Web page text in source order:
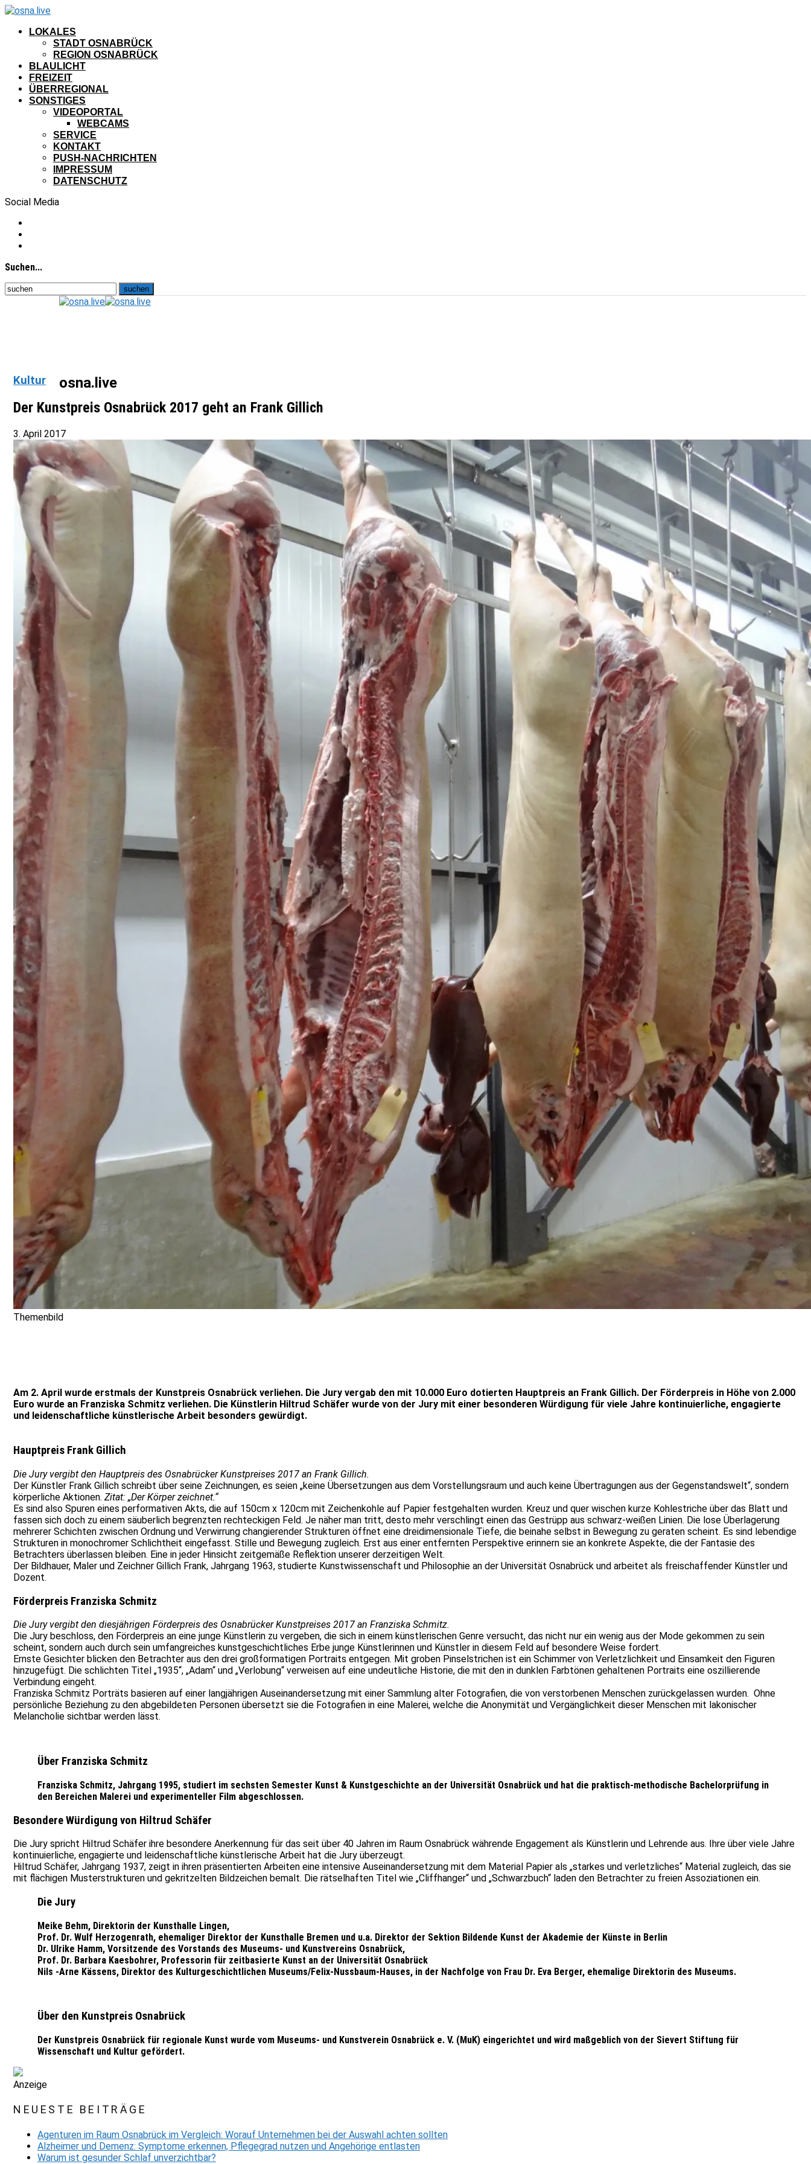
LOKALES
STADT OSNABRÜCK
REGION OSNABRÜCK
BLAULICHT
FREIZEIT
ÜBERREGIONAL
SONSTIGES
VIDEOPORTAL
WEBCAMS
SERVICE
KONTAKT
PUSH-NACHRICHTEN
IMPRESSUM
DATENSCHUTZ
Social Media
Suchen...
osna.live
Kultur
Der Kunstpreis Osnabrück 2017 geht an Frank Gillich
3. April 2017
Themenbild
Am 2. April wurde erstmals der Kunstpreis Osnabrück verliehen. Die Jury vergab den mit 10.000 Euro dotierten Hauptpreis an Frank Gillich. Der Förderpreis in Höhe von 2.000
Euro wurde an Franziska Schmitz verliehen. Die Künstlerin Hiltrud Schäfer wurde von der Jury mit einer besonderen Würdigung für viele Jahre kontinuierliche, engagierte
und leidenschaftliche künstlerische Arbeit besonders gewürdigt.
Hauptpreis Frank Gillich
Die Jury vergibt den Hauptpreis des Osnabrücker Kunstpreises 2017 an Frank Gillich.
Der Künstler Frank Gillich schreibt über seine Zeichnungen, es seien „keine Übersetzungen aus dem Vorstellungsraum und auch keine Übertragungen aus der Gegenstandswelt“, sondern
körperliche Aktionen. Zitat: „Der Körper zeichnet.“
Es sind also Spuren eines performativen Akts, die auf 150cm x 120cm mit Zeichenkohle auf Papier festgehalten wurden. Kreuz und quer wischen kurze Kohlestriche über das Blatt und
fassen sich doch zu einem säuberlich begrenzten rechteckigen Feld. Je näher man tritt, desto mehr verschlingt einen das Gestrüpp aus schwarz-weißen Linien. Die lose Überlagerung
mehrerer Schichten zwischen Ordnung und Verwirrung changierender Strukturen öffnet eine dreidimensionale Tiefe, die beinahe selbst in Bewegung zu geraten scheint. Es sind lebendige
Strukturen in monochromer Schlichtheit eingefasst. Stille und Bewegung zugleich. Erst aus einer entfernten Perspektive erinnern sie an konkrete Aspekte, die der Fantasie des
Betrachters überlassen bleiben. Eine in jeder Hinsicht zeitgemäße Reflektion unserer derzeitigen Welt.
Der Bildhauer, Maler und Zeichner Gillich Frank, Jahrgang 1963, studierte Kunstwissenschaft und Philosophie an der Universität Osnabrück und arbeitet als freischaffender Künstler und
Dozent.
Förderpreis Franziska Schmitz
Die Jury vergibt den diesjährigen Förderpreis des Osnabrücker Kunstpreises 2017 an Franziska Schmitz.
Die Jury beschloss, den Förderpreis an eine junge Künstlerin zu vergeben, die sich in einem künstlerischen Genre versucht, das nicht nur ein wenig aus der Mode gekommen zu sein
scheint, sondern auch durch sein umfangreiches kunstgeschichtliches Erbe junge Künstlerinnen und Künstler in diesem Feld auf besondere Weise fordert.
Ernste Gesichter blicken den Betrachter aus den drei großformatigen Portraits entgegen. Mit groben Pinselstrichen ist ein Schimmer von Verletzlichkeit und Einsamkeit den Figuren
hinzugefügt. Die schlichten Titel „1935“, „Adam“ und „Verlobung“ verweisen auf eine undeutliche Historie, die mit den in dunklen Farbtönen gehaltenen Portraits eine oszillierende
Verbindung eingeht.
Franziska Schmitz Porträts basieren auf einer langjährigen Auseinandersetzung mit einer Sammlung alter Fotografien, die von verstorbenen Menschen zurückgelassen wurden. Ohne
persönliche Beziehung zu den abgebildeten Personen übersetzt sie die Fotografien in eine Malerei, welche die Anonymität und Vergänglichkeit dieser Menschen mit lakonischer
Melancholie sichtbar werden lässt.
Über Franziska Schmitz
Franziska Schmitz, Jahrgang 1995, studiert im sechsten Semester Kunst & Kunstgeschichte an der Universität Osnabrück und hat die praktisch-methodische Bachelorprüfung in
den Bereichen Malerei und experimenteller Film abgeschlossen.
Besondere Würdigung von Hiltrud Schäfer
Die Jury spricht Hiltrud Schäfer ihre besondere Anerkennung für das seit über 40 Jahren im Raum Osnabrück währende Engagement als Künstlerin und Lehrende aus. Ihre über viele Jahre
kontinuierliche, engagierte und leidenschaftliche künstlerische Arbeit hat die Jury überzeugt.
Hiltrud Schäfer, Jahrgang 1937, zeigt in ihren präsentierten Arbeiten eine intensive Auseinandersetzung mit dem Material Papier als „starkes und verletzliches“ Material zugleich, das sie
mit flächigen Musterstrukturen und gekritzelten Bildzeichen bemalt. Die rätselhaften Titel wie „Cliffhanger“ und „Schwarzbuch“ laden den Betrachter zu freien Assoziationen ein.
Die Jury
Meike Behm, Direktorin der Kunsthalle Lingen,
Prof. Dr. Wulf Herzogenrath, ehemaliger Direktor der Kunsthalle Bremen und u.a. Direktor der Sektion Bildende Kunst der Akademie der Künste in Berlin
Dr. Ulrike Hamm, Vorsitzende des Vorstands des Museums- und Kunstvereins Osnabrück,
Prof. Dr. Barbara Kaesbohrer, Professorin für zeitbasierte Kunst an der Universität Osnabrück
Nils -Arne Kässens, Direktor des Kulturgeschichtlichen Museums/Felix-Nussbaum-Hauses, in der Nachfolge von Frau Dr. Eva Berger, ehemalige Direktorin des Museums.
Über den Kunstpreis Osnabrück
Der Kunstpreis Osnabrück für regionale Kunst wurde vom Museums- und Kunstverein Osnabrück e. V. (MuK) eingerichtet und wird maßgeblich von der Sievert Stiftung für
Wissenschaft und Kultur gefördert.
Anzeige
NEUESTE BEITRÄGE
Agenturen im Raum Osnabrück im Vergleich: Worauf Unternehmen bei der Auswahl achten sollten
Alzheimer und Demenz: Symptome erkennen, Pflegegrad nutzen und Angehörige entlasten
Warum ist gesunder Schlaf unverzichtbar?